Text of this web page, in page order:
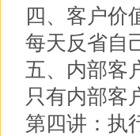
四、客户价
每天反省自
五、内部客
只有内部客
第四讲：执